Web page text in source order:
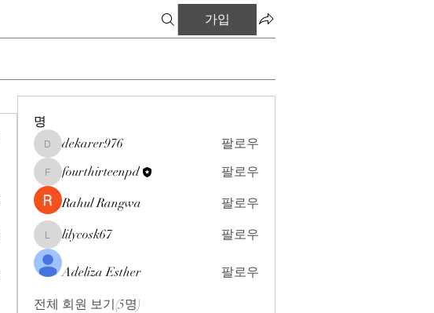
가입
명
dekarer976
dekarer976 팔로우
fourthirteenpd
fourthirteenpd
팔로우
Rahul Rangwa
팔로우
lilycosk67
lilycosk67 팔로우
Adeliza Esther 팔로우
전체 회원 보기(5명)